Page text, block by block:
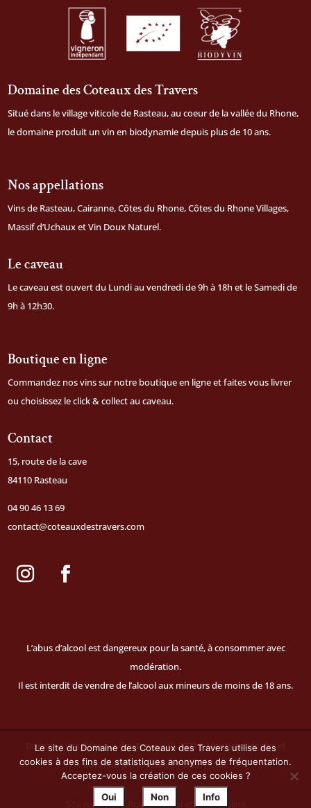
Domaine des Coteaux des Travers
Situé dans le village viticole de Rasteau, au coeur de la vallée du Rhone,
le domaine produit un vin en biodynamie depuis plus de 10 ans.
Nos appellations
Vins de Rasteau, Cairanne, Côtes du Rhone, Côtes du Rhone Villages,
Massif d’Uchaux et Vin Doux Naturel.
Le caveau
Le caveau est ouvert du Lundi au vendredi de 9h à 18h et le Samedi de
9h à 12h30.
Boutique en ligne
Commandez nos vins sur notre boutique en ligneet faites vous livrer
ou choisissez le click & collect au caveau.
Contact
15, route de la cave
84110 Rasteau
04 90 46 13 69
contact@coteauxdestravers.com
L’abus d’alcool est dangereux pour la santé, à consommer avec
modération.
Il est interdit de vendre de l’alcool aux mineurs de moins de 18 ans.
Domaine des Coteaux des Travers © 2021 |Mentions légales et
données personnelles|CGV|CGU
Site réalisé par Romain fayol etAlizés online
Le site du Domaine des Coteaux des Travers utilise des
cookies à des fins de statistiques anonymes de fréquentation.
Acceptez-vous la création de ces cookies ?
Oui
Non Info